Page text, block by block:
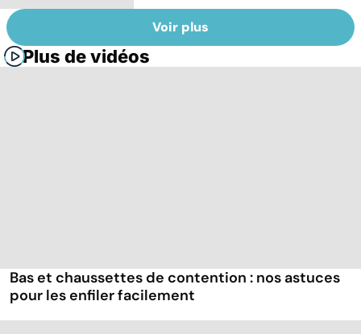
Voir plus
Plus de vidéos
Bas et chaussettes de contention : nos astuces
pour les enfiler facilement